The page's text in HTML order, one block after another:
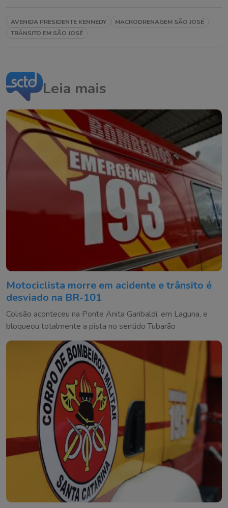
AVENIDA PRESIDENTE KENNEDY
MACRODRENAGEM SÃO JOSÉ
TRÂNSITO EM SÃO JOSÉ
Leia mais
Motociclista morre em acidente e trânsito é
desviado na BR-101
Colisão aconteceu na Ponte Anita Garibaldi, em Laguna, e
bloqueou totalmente a pista no sentido Tubarão